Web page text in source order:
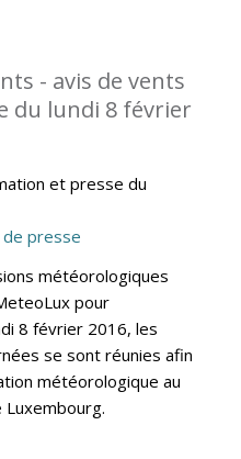
- avis de vents
du lundi 8 février
et presse du
de presse
météorologiques
pour
8 février 2016, les
se sont réunies afin
météorologique au
Luxembourg.